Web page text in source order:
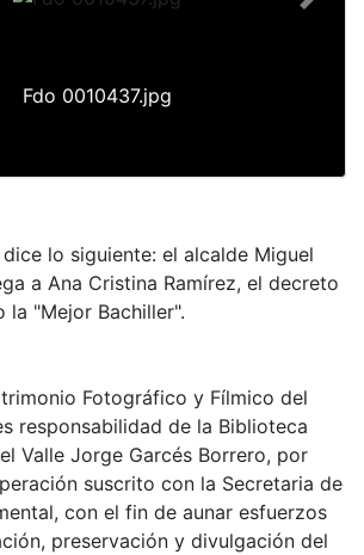
Fdo 0010437.jpg
Next
lo siguiente: el alcalde Miguel
a Ana Cristina Ramírez, el decreto
la "Mejor Bachiller".
Fotográfico y Fílmico del
responsabilidad de la Biblioteca
Valle Jorge Garcés Borrero, por
suscrito con la Secretaria de
con el fin de aunar esfuerzos
preservación y divulgación del